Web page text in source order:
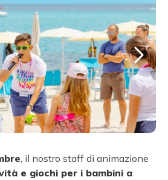
, il nostro staff di animazione
e giochi per i bambini a